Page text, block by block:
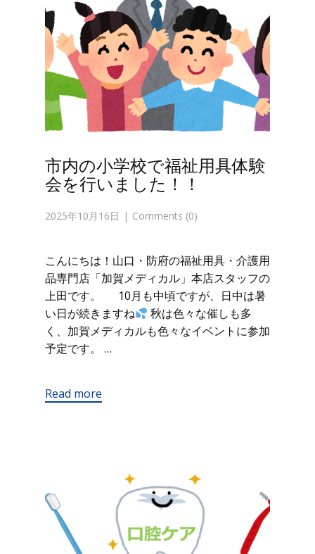
市内の小学校で福祉用具体験
会を行いました！！
2025年10月16日 Comments (0)
こんにちは！山口・防府の福祉用具・介護用
品専門店「加賀メディカル」本店スタッフの
上田です。 10月も中頃ですが、日中は暑
い日が続きますね
秋は色々な催しも多
く、加賀メディカルも色々なイベントに参加
予定です。 …
Read more